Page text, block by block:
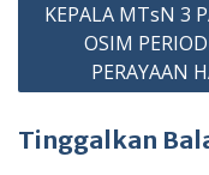
KEPALA MTsN 3
OSIM
PERAYAAN
Tinggalkan